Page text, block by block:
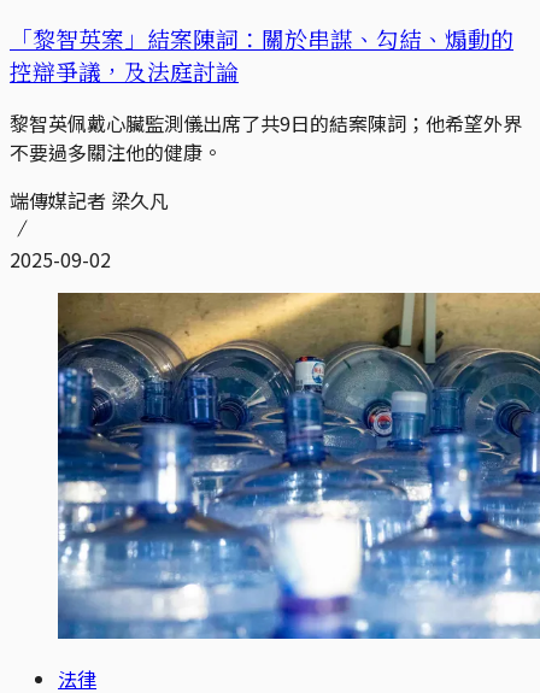
「黎智英案」結案陳詞：關於串謀、勾結、煽動的
控辯爭議，及法庭討論
黎智英佩戴心臟監測儀出席了共9日的結案陳詞；他希望外界
不要過多關注他的健康。
端傳媒記者 梁久凡
2025-09-02
法律